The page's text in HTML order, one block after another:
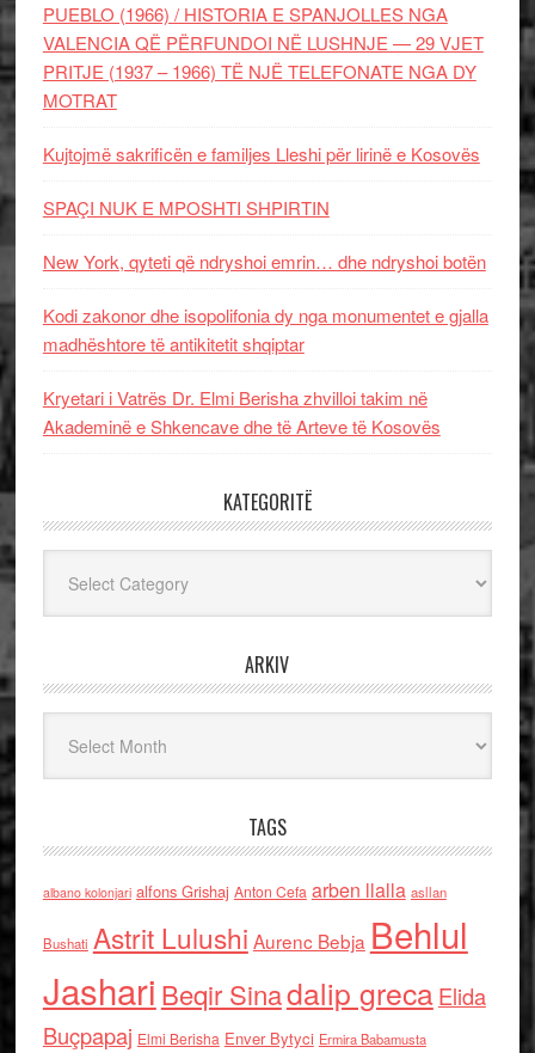
PUEBLO (1966) / HISTORIA E SPANJOLLES NGA
VALENCIA QË PËRFUNDOI NË LUSHNJE — 29 VJET
PRITJE (1937 – 1966) TË NJË TELEFONATE NGA DY
MOTRAT
Kujtojmë sakrificën e familjes Lleshi për lirinë e Kosovës
SPAÇI NUK E MPOSHTI SHPIRTIN
New York, qyteti që ndryshoi emrin… dhe ndryshoi botën
Kodi zakonor dhe isopolifonia dy nga monumentet e gjalla
madhështore të antikitetit shqiptar
Kryetari i Vatrës Dr. Elmi Berisha zhvilloi takim në
Akademinë e Shkencave dhe të Arteve të Kosovës
KATEGORITË
ARKIV
TAGS
albano kolonjari alfons Grishaj Anton Cefa arben llalla asllan
Bushati Astrit Lulushi Aurenc Bebja Behlul
Jashari Beqir Sinadalip grecaElida
Buçpapaj Elmi Berisha Enver Bytyci Ermira Babamusta